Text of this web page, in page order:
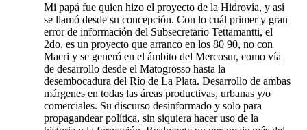
Mi papá fue quien hizo el proyecto de la Hidrovía, y así
se llamó desde su concepción. Con lo cuál primer y gran
error de información del Subsecretario Tettamantti, el
2do, es un proyecto que arranco en los 80 90, no con
Macri y se generó en el ámbito del Mercosur, como vía
de desarrollo desde el Matogrosso hasta la
desembocadura del Río de La Plata. Desarrollo de ambas
márgenes en todas las áreas productivas, urbanas y/o
comerciales. Su discurso desinformado y solo para
propagandear política, sin siquiera hacer uso de la